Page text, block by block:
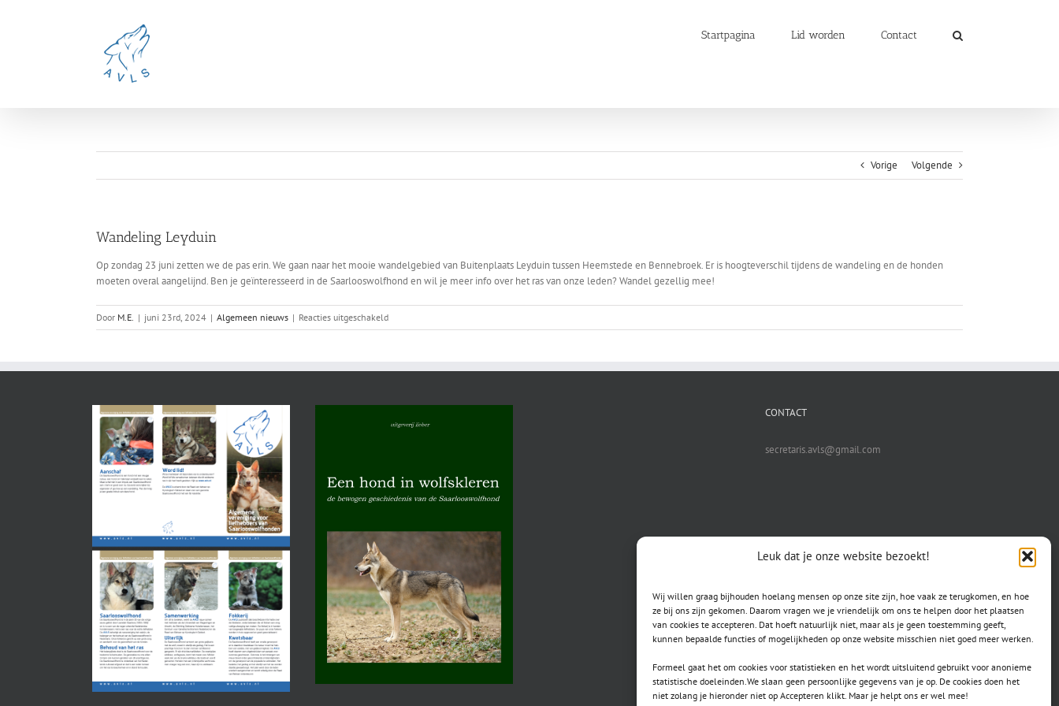
Leuk dat je onze website bezoekt!
Wij willen graag bijhouden hoelang mensen op onze site zijn, hoe vaak ze terugkomen, en hoe
ze bij ons zijn gekomen. Daarom vragen we je vriendelijk om ons te helpen door het plaatsen
van cookies te accepteren. Dat hoeft natuurlijk niet, maar als je geen toestemming geeft,
kunnen bepaalde functies of mogelijkheden op onze website misschien niet goed meer werken.
Formeel gaat het om cookies voor statistieken en het wordt uitsluitend gebruikt voor anonieme
statistische doeleinden.We slaan geen persoonlijke gegevens van je op. De cookies doen het
niet zolang je hieronder niet op Accepteren klikt. Maar je helpt ons er wel mee!
Startpagina Lid worden Contact
Vorige Volgende
Wandeling Leyduin
Op zondag 23 juni zetten we de pas erin. We gaan naar het mooie wandelgebied van Buitenplaats Leyduin tussen Heemstede en Bennebroek. Er is hoogteverschil tijdens de wandeling en de honden
moeten overal aangelijnd. Ben je geïnteresseerd in de Saarlooswolfhond en wil je meer info over het ras van onze leden? Wandel gezellig mee!
Door M.E. | juni 23rd, 2024 | Algemeen nieuws | Reacties uitgeschakeldvoor
Wandeling
CONTACT
secretaris.avls@gmail.com